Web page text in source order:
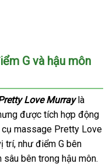
G bỏ
và hậu môn
Love Murraylà
nhận
xét
được tích hợp động
cụ massage Pretty Love
trísản
xuất
, như điểm G bên
sâu bên trong hậu môn.